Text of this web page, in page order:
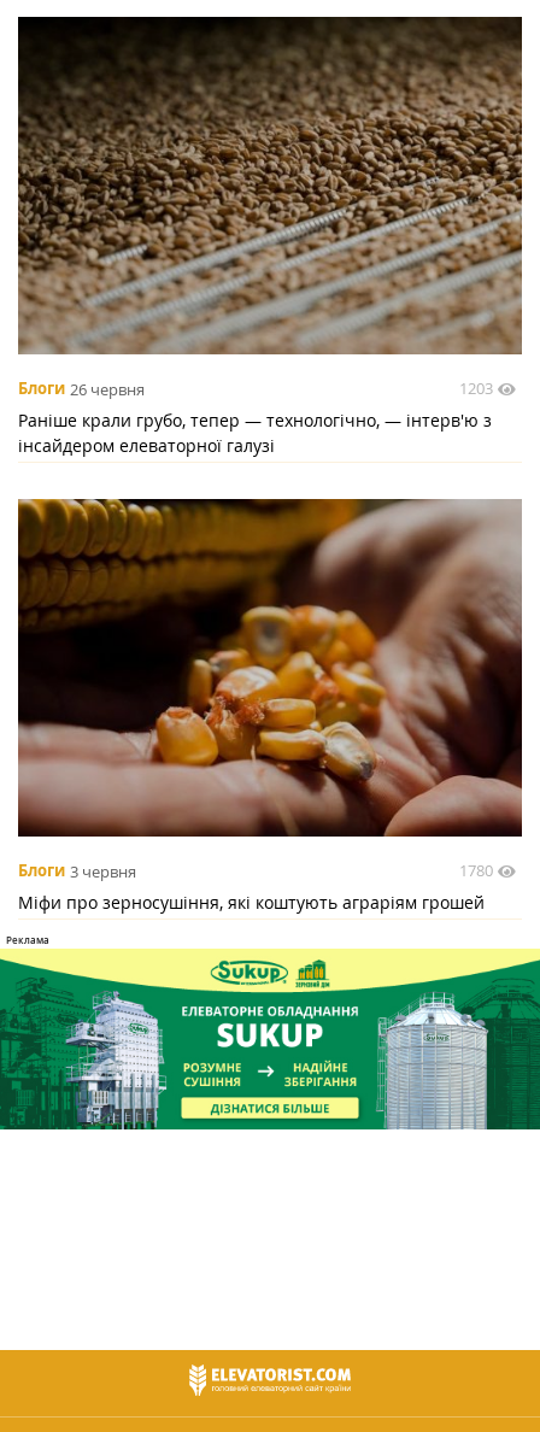
Блоги 26 червня 1203
Раніше крали грубо, тепер — технологічно, — інтерв'ю з
інсайдером елеваторної галузі
Блоги 3 червня 1780
Міфи про зерносушіння, які коштують аграріям грошей